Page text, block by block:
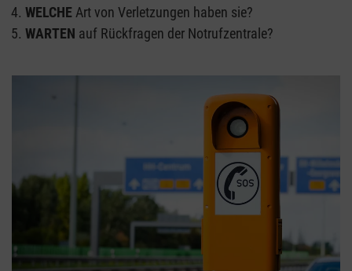
WELCHE Art von Verletzungen haben sie?
WARTEN auf Rückfragen der Notrufzentrale?